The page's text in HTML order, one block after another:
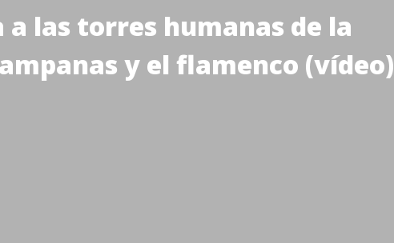
las torres humanas de la
y el flamenco (vídeo)